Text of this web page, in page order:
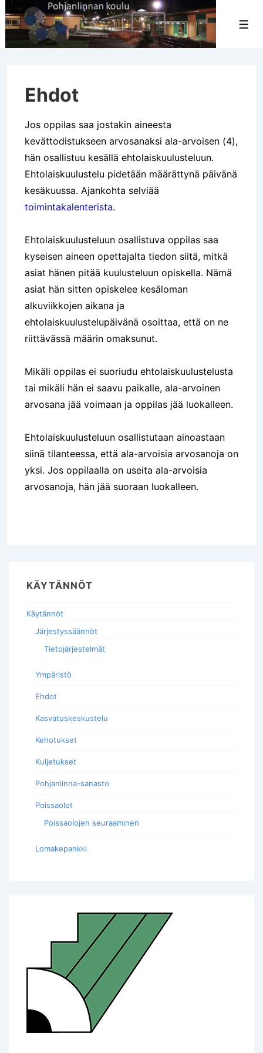
Siirry
pääsisältöön
Ehdot
Jos oppilas saa jostakin aineesta
kevättodistukseen arvosanaksi ala-arvoisen (4),
hän osallistuu kesällä ehtolaiskuulusteluun.
Ehtolaiskuulustelu pidetään määrättynä päivänä
kesäkuussa. Ajankohta selviää
toimintakalenterista.
Ehtolaiskuulusteluun osallistuva oppilas saa
kyseisen aineen opettajalta tiedon siitä, mitkä
asiat hänen pitää kuulusteluun opiskella. Nämä
asiat hän sitten opiskelee kesäloman
alkuviikkojen aikana ja
ehtolaiskuulustelupäivänä osoittaa, että on ne
riittävässä määrin omaksunut.
Mikäli oppilas ei suoriudu ehtolaiskuulustelusta
tai mikäli hän ei saavu paikalle, ala-arvoinen
arvosana jää voimaan ja oppilas jää luokalleen.
Ehtolaiskuulusteluun osallistutaan ainoastaan
siinä tilanteessa, että ala-arvoisia arvosanoja on
yksi. Jos oppilaalla on useita ala-arvoisia
arvosanoja, hän jää suoraan luokalleen.
KÄYTÄNNÖT
Käytännöt
Järjestyssäännöt
Tietojärjestelmät
Ympäristö
Ehdot
Kasvatuskeskustelu
Kehotukset
Kuljetukset
Pohjanlinna-sanasto
Poissaolot
Poissaolojen seuraaminen
Lomakepankki